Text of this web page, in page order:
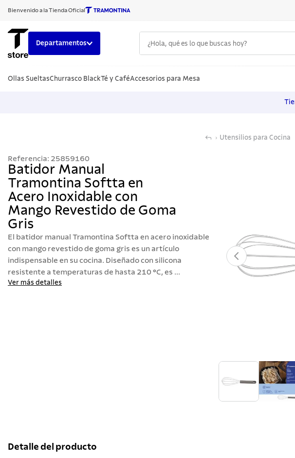
Bienvenido a la Tienda Oficial
Departamentos
Ollas SueltasChurrasco BlackTé y CaféAccesorios para Mesa
Utensilios para Cocina
Referencia: 25859160
Batidor Manual
Tramontina Softta en
Acero Inoxidable con
Mango Revestido de Goma
Gris
El batidor manual Tramontina Softta en acero inoxidable
con mango revestido de goma gris es un artículo
indispensable en su cocina. Diseñado con silicona
resistente a temperaturas de hasta 210 °C, es ...
Ver más detalles
Detalle del producto
1.
cuchillos
10. termo